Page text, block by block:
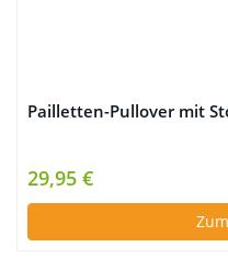
Pailletten-Pullover mit
29,95 €